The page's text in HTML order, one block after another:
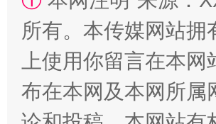
站台名比不上好声名
所有。本传媒网站
上使用你留言在本
布在本网及本网所属